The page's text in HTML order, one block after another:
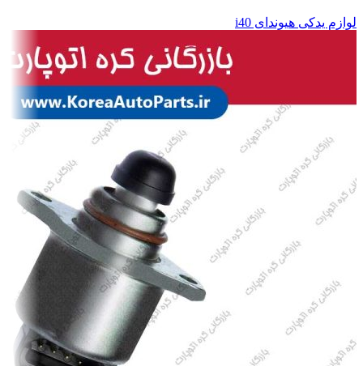
لوازم یدکی هیوندای i40